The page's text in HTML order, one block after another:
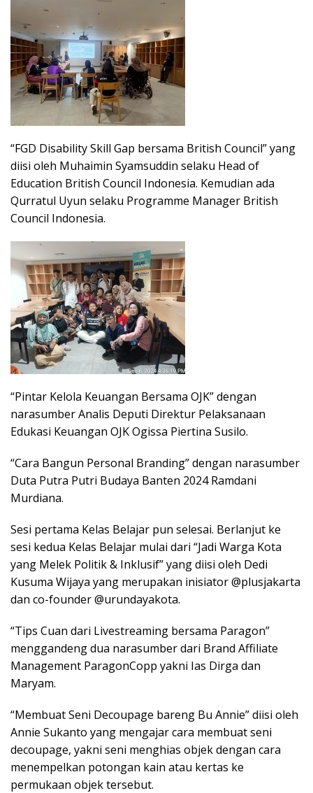
“FGD Disability Skill Gap bersama British Council” yang
diisi oleh Muhaimin Syamsuddin selaku Head of
Education British Council Indonesia. Kemudian ada
Qurratul Uyun selaku Programme Manager British
Council Indonesia.
“Pintar Kelola Keuangan Bersama OJK” dengan
narasumber Analis Deputi Direktur Pelaksanaan
Edukasi Keuangan OJK Ogissa Piertina Susilo.
“Cara Bangun Personal Branding” dengan narasumber
Duta Putra Putri Budaya Banten 2024 Ramdani
Murdiana.
Sesi pertama Kelas Belajar pun selesai. Berlanjut ke
sesi kedua Kelas Belajar mulai dari “Jadi Warga Kota
yang Melek Politik & Inklusif” yang diisi oleh Dedi
Kusuma Wijaya yang merupakan inisiator @plusjakarta
dan co-founder @urundayakota.
“Tips Cuan dari Livestreaming bersama Paragon”
menggandeng dua narasumber dari Brand Affiliate
Management ParagonCopp yakni Ias Dirga dan
Maryam.
“Membuat Seni Decoupage bareng Bu Annie” diisi oleh
Annie Sukanto yang mengajar cara membuat seni
decoupage, yakni seni menghias objek dengan cara
menempelkan potongan kain atau kertas ke
permukaan objek tersebut.